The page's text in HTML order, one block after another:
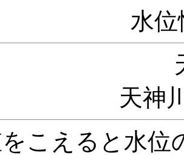
水
天神
こえると水位